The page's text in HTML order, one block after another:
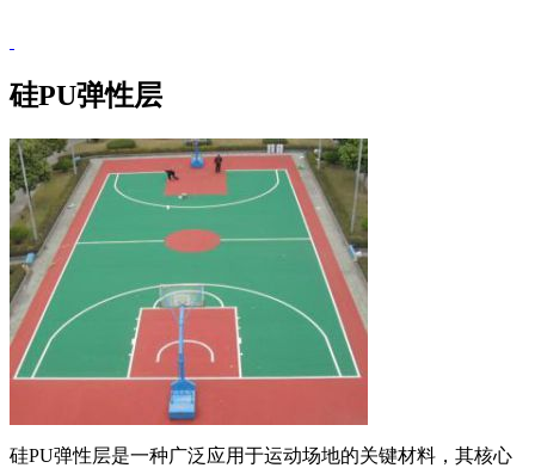
硅PU弹性层
硅PU弹性层是一种广泛应用于运动场地的关键材料，其核心